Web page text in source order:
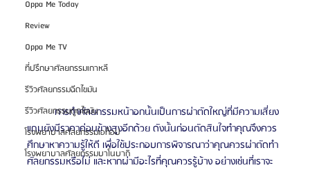
Oppa Me Today
Review
Oppa Me TV
ที่ปรึกษาศัลยกรรมเกาหลี
รีวิวศัลยกรรมฉีดไขมัน
รีวิวศัลยกรรมดูดไขมัน
โรงพยาบาลศัลยกรรมเอท็อป
โรงพยาบาลศัลยกรรมบาโนบากิ
	การทำศัลยกรรมหน้าอกนั้นเป็นการผ่าตัดใหญ่ที่มีความเสี่ยง
แถมยังมีราคาค่อนข้างสูงอีกด้วย ดังนั้นก่อนตัดสินใจทำคุณจึงควร
ศึกษาหาความรู้ให้ดี เพื่อใช้ประกอบการพิจารณาว่าคุณควรผ่าตัดทำ
ศัลยกรรมหรือไม่ และหากผ่ามีอะไรที่คุณควรรู้บ้าง อย่างเช่นที่เราจะ